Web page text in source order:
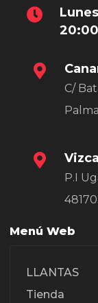
20:00
C/
P.I
Menú Web
LLANTAS
Tienda